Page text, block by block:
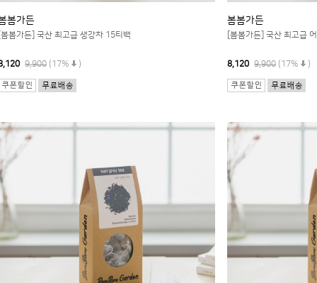
봄가든
봄가든] 국산 최고급 생강차 15티백
9,900 (17% )
봄봄가든
[봄봄가든] 국산 최고급
8,120 9,900 (17% )